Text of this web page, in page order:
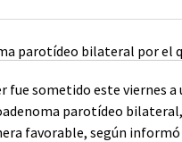
fue sometido este viernes
parotídeo
favorable, según informó